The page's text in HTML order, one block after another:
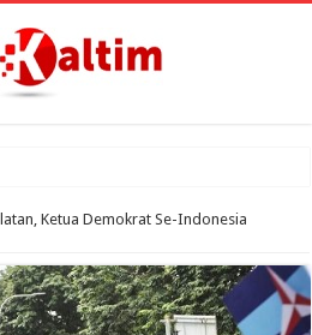
Ketua Demokrat Se-Indonesia